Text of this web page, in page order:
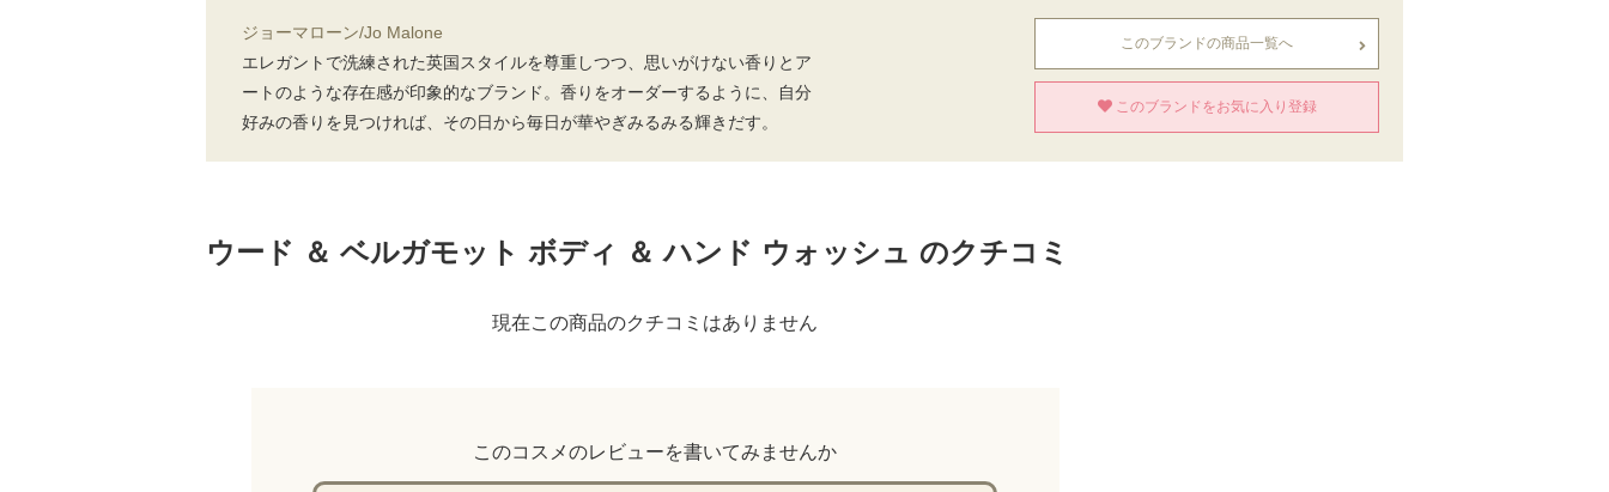
ジョーマローン/Jo Malone
エレガントで洗練された英国スタイルを尊重しつつ、思いがけない香りとア
ートのような存在感が印象的なブランド。香りをオーダーするように、自分
好みの香りを見つければ、その日から毎日が華やぎみるみる輝きだす。
このブランドの商品一覧へ
このブランドをお気に入り登録
ウード ＆ ベルガモット ボディ ＆ ハンド ウォッシュ のクチコミ
現在この商品のクチコミはありません
このコスメのレビューを書いてみませんか